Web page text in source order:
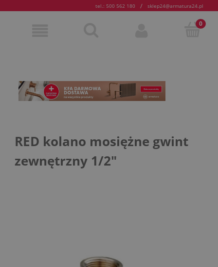
tel.: 500 562 180 / sklep24@armatura24.pl
RED kolano mosiężne gwint
zewnętrzny 1/2"